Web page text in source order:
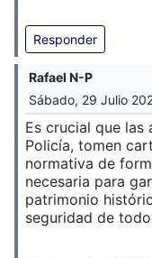
Responder
Rafael N-P
Sábado, 29 Julio
Es crucial que las
Policía, tomen
normativa de
necesaria para
patrimonio
seguridad de